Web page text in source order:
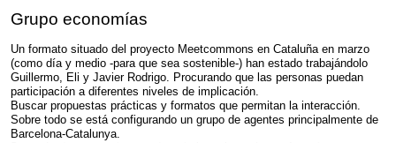
Grupo economías
Un formato situado del proyecto Meetcommons en Cataluña en marzo
(como día y medio -para que sea sostenible-) han estado trabajándolo
Guillermo, Eli y Javier Rodrigo. Procurando que las personas puedan
participación a diferentes niveles de implicación.
Buscar propuestas prácticas y formatos que permitan la interacción.
Sobre todo se está configurando un grupo de agentes principalmente de
Barcelona-Catalunya.